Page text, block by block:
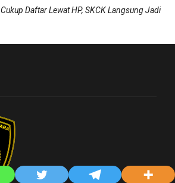
Cukup Daftar Lewat HP, SKCK Langsung Jadi